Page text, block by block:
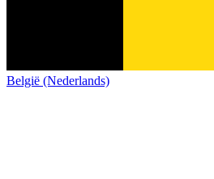
België (Nederlands)